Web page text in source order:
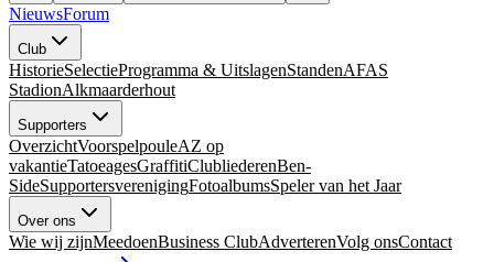
NieuwsForum
Club
HistorieSelectieProgramma & UitslagenStandenAFAS
StadionAlkmaarderhout
Supporters
OverzichtVoorspelpouleAZ op
vakantieTatoeagesGraffitiClubliederenBen-
SideSupportersverenigingFotoalbumsSpeler van het Jaar
Over ons
Wie wij zijnMeedoenBusiness ClubAdverterenVolg onsContact